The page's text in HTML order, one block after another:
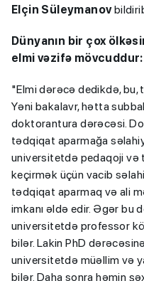
Elçin Süleymanov
Dünyanın bir çox
elmi vəzifə mövcuddur:
"Elmi dərəcə dedikdə,
Yəni bakalavr, hətta
doktorantura dərəcəsi.
tədqiqat aparmağa
universitetdə pedaqoji
keçirmək üçün vacib
tədqiqat aparmaq və ali
imkanı əldə edir. Əgər bu
universitetdə professor
bilər. Lakin PhD
universitetdə müəllim və
bilər. Daha sonra həmin